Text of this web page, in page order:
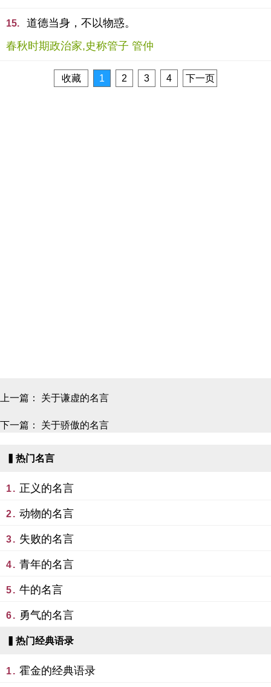
15.
道德当身，不以物惑。
春秋时期政治家,史称管子 管仲
收藏 1 2 3 4 下一页
上一篇： 关于谦虚的名言
下一篇： 关于骄傲的名言
▍热门名言
1. 正义的名言
2. 动物的名言
3. 失败的名言
4. 青年的名言
5. 牛的名言
6. 勇气的名言
▍热门经典语录
1. 霍金的经典语录